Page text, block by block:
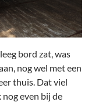
bord zat, was
nog wel met een
thuis. Dat viel
even bij de